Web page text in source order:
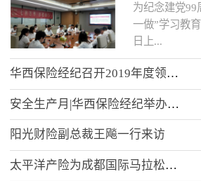
为纪念建党99
一做”学习教
日上...
午，华西金控
党史、知党情
华西保险经纪召开2019年度领导班子述职考核工作会
安全生产月|华西保险经纪举办应急消防安全知识培训
阳光财险副总裁王飚一行来访
太平洋产险为成都国际马拉松提供全方位保险保障